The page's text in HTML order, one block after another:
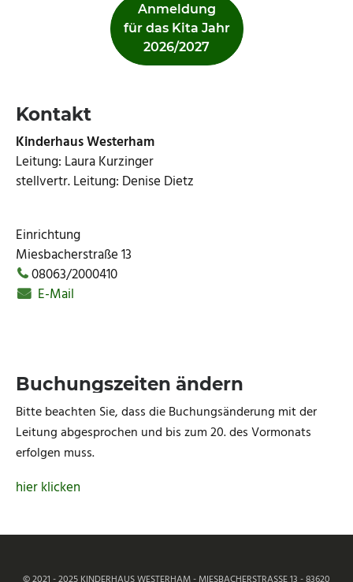
Anmeldung
für das Kita Jahr
2026/2027
Kontakt
Kinderhaus Westerham
Leitung: Laura Kurzinger
stellvertr. Leitung: Denise Dietz
Einrichtung
Miesbacherstraße 13
08063/2000410
E-Mail
Buchungszeiten ändern
Bitte beachten Sie, dass die Buchungsänderung mit der
Leitung abgesprochen und bis zum 20. des Vormonats
erfolgen muss.
hier klicken